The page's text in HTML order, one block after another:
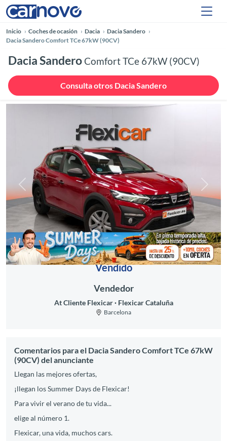
Inicio Coches de ocasión Dacia
Dacia Sandero
Dacia Sandero Comfort TCe 67kW (90CV)
Dacia Sandero Comfort TCe 67kW (90CV)
Consulta otros Dacia Sandero
Anterior
Vendido
Vendedor
At Cliente Flexicar Flexicar Cataluña
Barcelona
Comentarios para el Dacia Sandero Comfort TCe 67kW
(90CV) del anunciante
Llegan las mejores ofertas,
¡llegan los Summer Days de Flexicar!
Para vivir el verano de tu vida...
elige al número 1.
Flexicar, una vida, muchos cars.